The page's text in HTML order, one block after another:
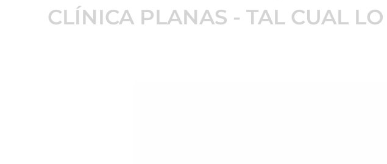
CLÍNICA PLANAS - TAL CUAL